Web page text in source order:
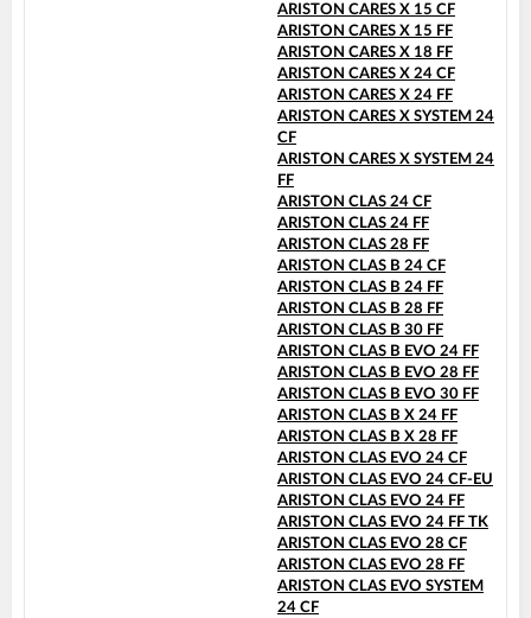
ARISTON CARES X 15 CF
ARISTON CARES X 15 FF
ARISTON CARES X 18 FF
ARISTON CARES X 24 CF
ARISTON CARES X 24 FF
ARISTON CARES X SYSTEM 24
CF
ARISTON CARES X SYSTEM 24
FF
ARISTON CLAS 24 CF
ARISTON CLAS 24 FF
ARISTON CLAS 28 FF
ARISTON CLAS B 24 CF
ARISTON CLAS B 24 FF
ARISTON CLAS B 28 FF
ARISTON CLAS B 30 FF
ARISTON CLAS B EVO 24 FF
ARISTON CLAS B EVO 28 FF
ARISTON CLAS B EVO 30 FF
ARISTON CLAS B X 24 FF
ARISTON CLAS B X 28 FF
ARISTON CLAS EVO 24 CF
ARISTON CLAS EVO 24 CF-EU
ARISTON CLAS EVO 24 FF
ARISTON CLAS EVO 24 FF TK
ARISTON CLAS EVO 28 CF
ARISTON CLAS EVO 28 FF
ARISTON CLAS EVO SYSTEM
24 CF